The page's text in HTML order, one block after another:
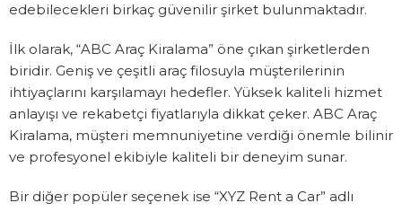
edebilecekleri birkaç güvenilir şirket bulunmaktadır.
İlk olarak, “ABC Araç Kiralama” öne çıkan şirketlerden
biridir. Geniş ve çeşitli araç filosuyla müşterilerinin
ihtiyaçlarını karşılamayı hedefler. Yüksek kaliteli hizmet
anlayışı ve rekabetçi fiyatlarıyla dikkat çeker. ABC Araç
Kiralama, müşteri memnuniyetine verdiği önemle bilinir
ve profesyonel ekibiyle kaliteli bir deneyim sunar.
Bir diğer popüler seçenek ise “XYZ Rent a Car” adlı